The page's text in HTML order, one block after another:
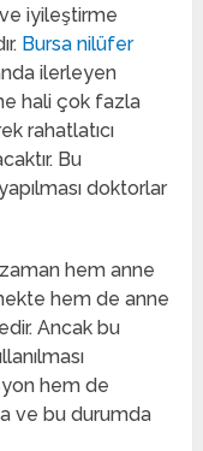
iyileştirme
Bursa nilüfer
ilerleyen
hali çok fazla
rahatlatıcı
Bu
doktorlar
hem anne
hem de anne
Ancak bu
hem de
ve bu durumda